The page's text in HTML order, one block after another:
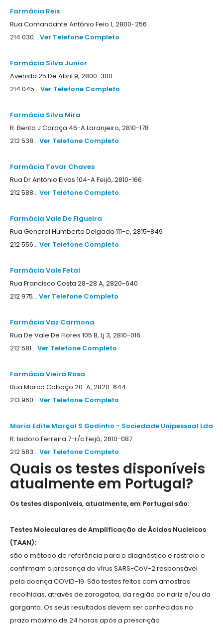
Farmácia Reis
Rua Comandante António Feio 1, 2800-256
214 030... Ver Telefone Completo
Farmácia Silva Junior
Avenida 25 De Abril 9, 2800-300
214 045... Ver Telefone Completo
Farmácia Silva Mira
R. Bento J Caraça 46-A Laranjeiro, 2810-178
212 538... Ver Telefone Completo
Farmácia Tovar Chaves
Rua Dr António Elvas 104-A Feijó, 2810-166
212 588... Ver Telefone Completo
Farmácia Vale De Figueira
Rua General Humberto Delgado 111-e, 2815-849
212 556... Ver Telefone Completo
Farmácia Vale Fetal
Rua Francisco Costa 28-28 A, 2820-640
212 975... Ver Telefone Completo
Farmácia Vaz Carmona
Rua De Vale De Flores 105 B, Lj 3, 2810-016
212 581... Ver Telefone Completo
Farmácia Vieira Rosa
Rua Marco Cabaço 20-A, 2820-644
213 960... Ver Telefone Completo
Maria Edite Marçal S Godinho - Sociedade Unipessoal Lda
R. Isidoro Ferreira 7-r/c Feijó, 2810-087
212 583... Ver Telefone Completo
Quais os testes disponíveis
atualmente em Portugal?
Os testes disponíveis, atualmente, em Portugal são:
Testes Moleculares de Amplificação de Ácidos Nucleicos
(TAAN):
são o método de referência para o diagnóstico e rastreio e
confirmam a presença do vírus SARS-CoV-2 responsável
pela doença COVID-19. São testes feitos com amostras
recolhidas, através de zaragatoa, da região do nariz e/ou da
garganta. Os seus resultados devem ser conhecidos no
prazo máximo de 24 horas após a prescrição